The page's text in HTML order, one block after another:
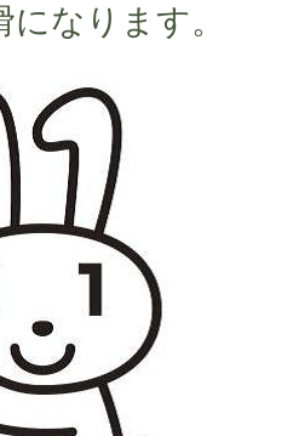
なります。